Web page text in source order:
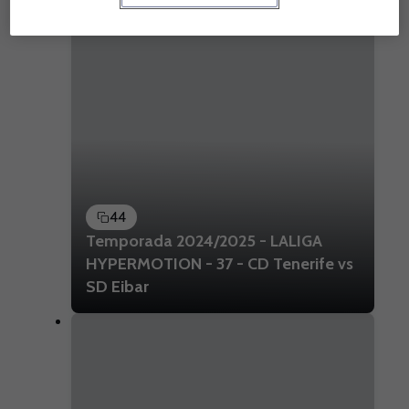
44
Temporada 2024/2025 - LALIGA
HYPERMOTION - 37 - CD Tenerife vs
SD Eibar